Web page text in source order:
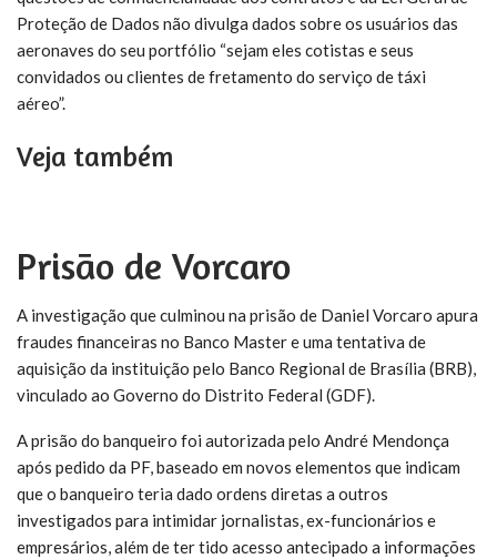
Proteção de Dados não divulga dados sobre os usuários das
aeronaves do seu portfólio “sejam eles cotistas e seus
convidados ou clientes de fretamento do serviço de táxi
aéreo”.
Veja também
Prisão de Vorcaro
A investigação que culminou na prisão de Daniel Vorcaro apura
fraudes financeiras no Banco Master e uma tentativa de
aquisição da instituição pelo Banco Regional de Brasília (BRB),
vinculado ao Governo do Distrito Federal (GDF).
A prisão do banqueiro foi autorizada pelo André Mendonça
após pedido da PF, baseado em novos elementos que indicam
que o banqueiro teria dado ordens diretas a outros
investigados para intimidar jornalistas, ex-funcionários e
empresários, além de ter tido acesso antecipado a informações